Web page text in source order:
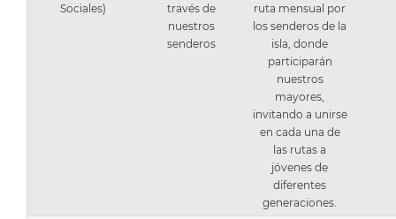
Sociales)
través de
nuestros
senderos
ruta mensual por
los senderos de la
isla, donde
participarán
nuestros
mayores,
invitando a unirse
en cada una de
las rutas a
jóvenes de
diferentes
generaciones.